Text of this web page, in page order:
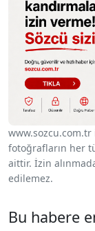
fotoğrafların her
aittir. İzin
edilemez.
Bu habere